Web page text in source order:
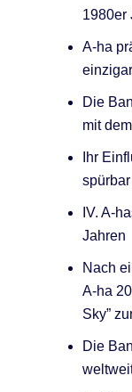
1980er
A-ha
Die
mit
Ihr
spürbar
IV. A-
Jahren
Nach
A-ha
Sky”
Die